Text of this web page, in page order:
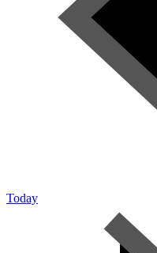
Today